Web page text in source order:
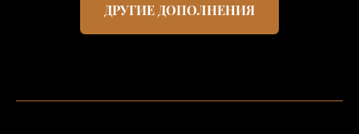
ДРУГИЕ ДОПОЛНЕНИЯ